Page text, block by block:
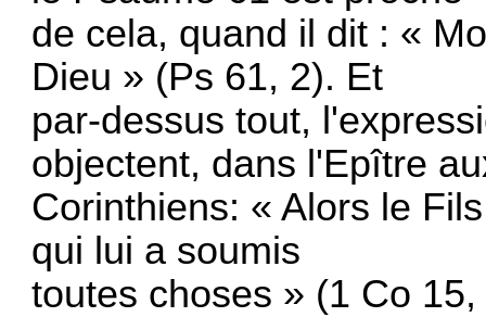
de cela, quand il dit : «
Dieu » (Ps 61, 2). Et
par-dessus tout,
objectent, dans l'Epître
Corinthiens: « Alors le
qui lui a soumis
toutes choses » (1 Co